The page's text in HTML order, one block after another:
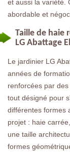
et aussi la variété.
abordable et
Taille de haie
LG Abattage
Le jardinier LG
années de
renforcées par
tout désigné pour
différentes formes
projet : haie
une taille
formes